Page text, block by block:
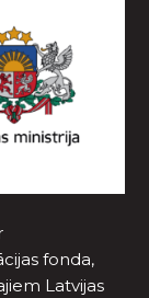
fonda,
Latvijas